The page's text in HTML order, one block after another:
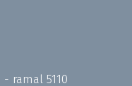
- ramal 5110